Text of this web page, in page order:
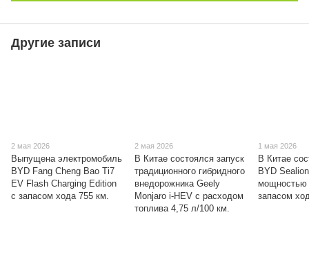
Другие записи
2 мая 2026
Выпущена электромобиль
BYD Fang Cheng Bao Ti7
EV Flash Charging Edition
с запасом хода 755 км.
2 мая 2026
В Китае состоялся запуск
традиционного гибридного
внедорожника Geely
Monjaro i-HEV с расходом
топлива 4,75 л/100 км.
1 мая 2026
В Китае
BYD
мощностью
запасом